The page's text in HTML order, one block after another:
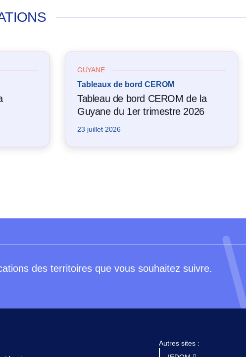
GUYANE
Tableaux de bord CEROM
Tableau de bord CEROM de la
Guyane du 1er trimestre 2026
23 juillet 2026
des territoires que vous souhaitez suivre.
Autres sites :